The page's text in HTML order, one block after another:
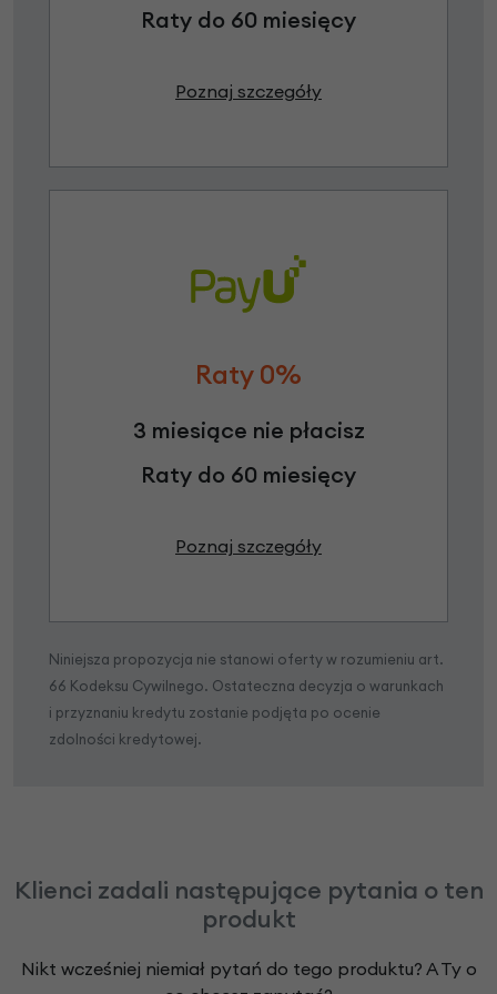
Raty do 60 miesięcy
Poznaj szczegóły
Raty 0%
3 miesiące nie płacisz
Raty do 60 miesięcy
Poznaj szczegóły
Niniejsza propozycja nie stanowi oferty w rozumieniu art.
66 Kodeksu Cywilnego. Ostateczna decyzja o warunkach
i przyznaniu kredytu zostanie podjęta po ocenie
zdolności kredytowej.
Klienci zadali następujące pytania o ten
produkt
Nikt wcześniej niemiał pytań do tego produktu? A Ty o